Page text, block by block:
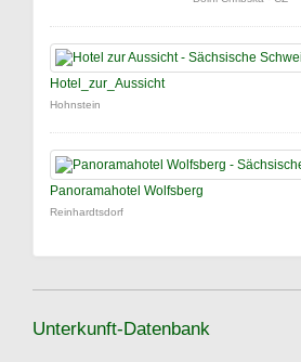
Hotel_zur_Aussicht
Hohnstein
Panoramahotel Wolfsberg
Reinhardtsdorf
Unterkunft-Datenbank